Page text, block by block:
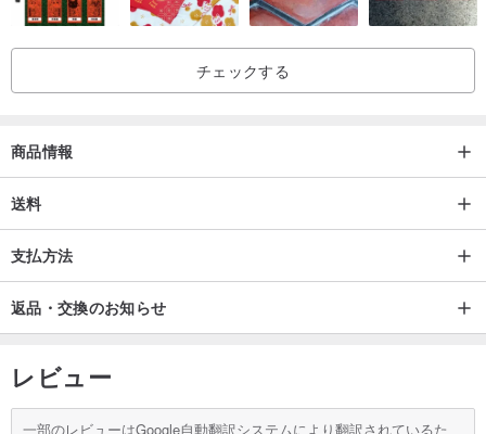
その他の地域：商品は書留郵便で発送され、到着時間は約2週間かか
ります
織りカスタム仕様
1.蝋糸の織り方に限りがありますので、ご注文前に鮮明な鉱石の写
真、動画、寸法をご提供ください。織りが可能かどうかを確認させ
ていただきます。
2.Zhituの公式ウェブサイトまたはFBでデザインスタイルを選択して
チェックする
商品情報
送料
支払方法
返品・交換のお知らせ
レビュー
一部のレビューはGoogle自動翻訳システムにより翻訳されているた